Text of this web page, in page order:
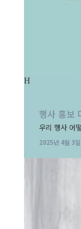
행사 홍보
우리 행사 어
2025년 4월 3일